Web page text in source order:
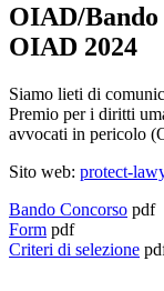
OIAD/
OIAD 2024
Siamo lieti di
Premio per i diritti
avvocati in pericolo
Sito web: protect-
Bando Concorso pdf
Form pdf
Criteri di selezione